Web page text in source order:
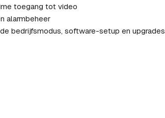
toegang tot video
alarmbeheer
bedrijfsmodus, software-setup en upgrades